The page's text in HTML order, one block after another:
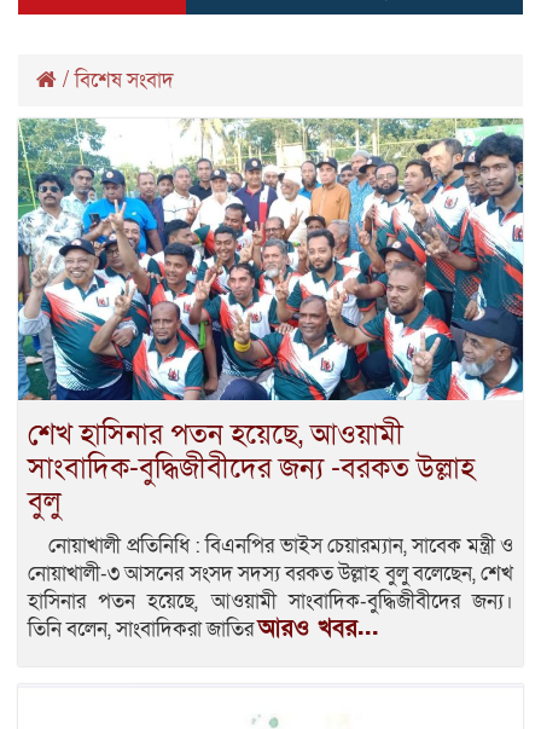
/বিশেষ সংবাদ
শেখ হাসিনার পতন হয়েছে, আওয়ামী
সাংবাদিক-বুদ্ধিজীবীদের জন্য -বরকত উল্লাহ
বুলু
নোয়াখালী প্রতিনিধি : বিএনপির ভাইস চেয়ারম্যান, সাবেক মন্ত্রী ও
নোয়াখালী-৩ আসনের সংসদ সদস্য বরকত উল্লাহ বুলু বলেছেন, শেখ
হাসিনার পতন হয়েছে, আওয়ামী সাংবাদিক-বুদ্ধিজীবীদের জন্য।
তিনি বলেন, সাংবাদিকরা জাতিরআরও খবর...